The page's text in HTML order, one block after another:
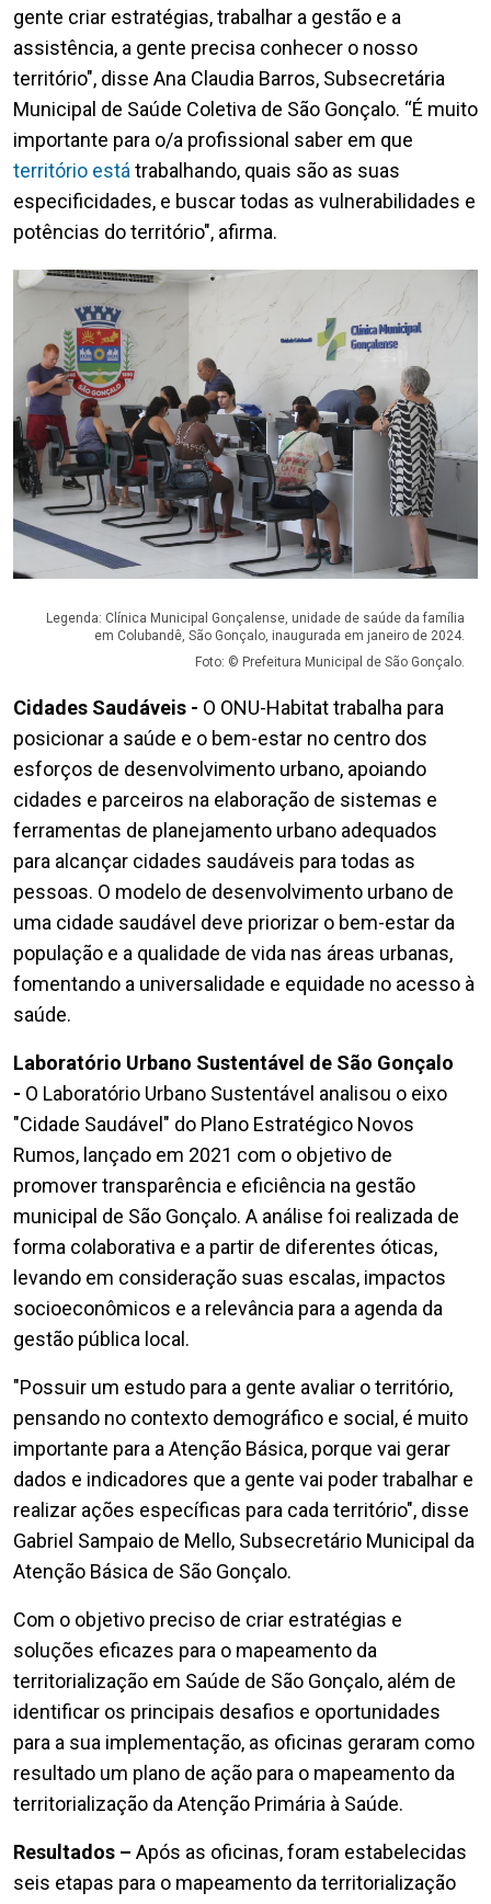
gente criar estratégias, trabalhar a gestão e a
assistência, a gente precisa conhecer o nosso
território", disse Ana Claudia Barros, Subsecretária
Municipal de Saúde Coletiva de São Gonçalo. “É muito
importante para o/a profissional saber em que
território está trabalhando, quais são as suas
especificidades, e buscar todas as vulnerabilidades e
potências do território", afirma.
Legenda: Clínica Municipal Gonçalense, unidade de saúde da família
em Colubandê, São Gonçalo, inaugurada em janeiro de 2024.
Foto: © Prefeitura Municipal de São Gonçalo.
Cidades Saudáveis - O ONU-Habitat trabalha para
posicionar a saúde e o bem-estar no centro dos
esforços de desenvolvimento urbano, apoiando
cidades e parceiros na elaboração de sistemas e
ferramentas de planejamento urbano adequados
para alcançar cidades saudáveis para todas as
pessoas. O modelo de desenvolvimento urbano de
uma cidade saudável deve priorizar o bem-estar da
população e a qualidade de vida nas áreas urbanas,
fomentando a universalidade e equidade no acesso à
saúde.
Laboratório Urbano Sustentável de São Gonçalo
- O Laboratório Urbano Sustentável analisou o eixo
"Cidade Saudável" do Plano Estratégico Novos
Rumos, lançado em 2021 com o objetivo de
promover transparência e eficiência na gestão
municipal de São Gonçalo. A análise foi realizada de
forma colaborativa e a partir de diferentes óticas,
levando em consideração suas escalas, impactos
socioeconômicos e a relevância para a agenda da
gestão pública local.
"Possuir um estudo para a gente avaliar o território,
pensando no contexto demográfico e social, é muito
importante para a Atenção Básica, porque vai gerar
dados e indicadores que a gente vai poder trabalhar e
realizar ações específicas para cada território", disse
Gabriel Sampaio de Mello, Subsecretário Municipal da
Atenção Básica de São Gonçalo.
Com o objetivo preciso de criar estratégias e
soluções eficazes para o mapeamento da
territorialização em Saúde de São Gonçalo, além de
identificar os principais desafios e oportunidades
para a sua implementação, as oficinas geraram como
resultado um plano de ação para o mapeamento da
territorialização da Atenção Primária à Saúde.
Resultados – Após as oficinas, foram estabelecidas
seis etapas para o mapeamento da territorialização